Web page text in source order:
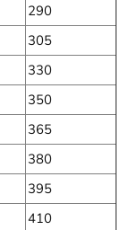
290
305
330
350
365
380
395
410